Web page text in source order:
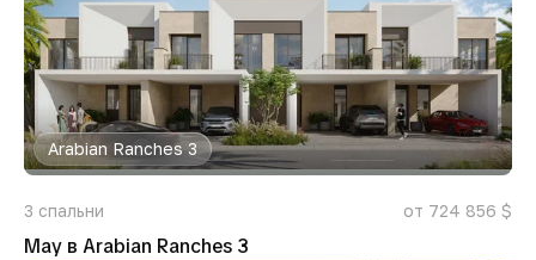
Arabian Ranches 3
3 спальни от 724 856 $
May в Arabian Ranches 3